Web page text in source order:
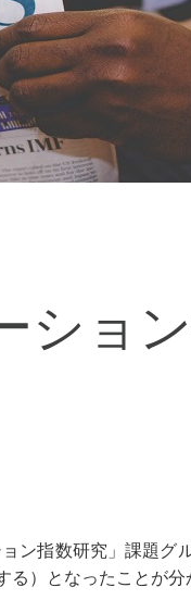
ショ
ン指数研究」課題グ
）となったことが分